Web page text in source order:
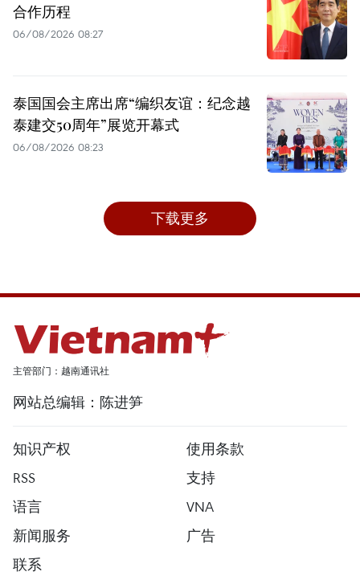
合作历程
06/08/2026 08:27
泰国国会主席出席“编织友谊：纪念越
泰建交50周年”展览开幕式
06/08/2026 08:23
下载更多
主管部门：越南通讯社
网站总编辑：陈进笋
知识产权
使用条款
RSS
支持
语言
VNA
新闻服务
广告
联系